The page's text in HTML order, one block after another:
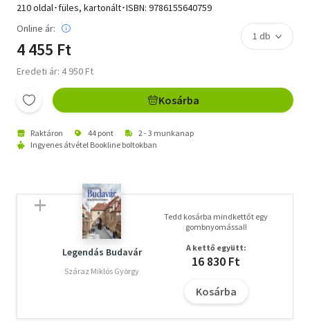
210 oldal･füles, kartonált･ISBN: 9786155640759
Online ár:
4 455 Ft
Eredeti ár: 4 950 Ft
Kosárba
Raktáron 44 pont
2 - 3 munkanap
Ingyenes átvétel Bookline boltokban
Legendás Budavár
Száraz Miklós György
Tedd kosárba mindkettőt egy
gombnyomással!
A kettő együtt:
16 830 Ft
Kosárba